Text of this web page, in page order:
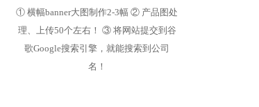
① 横幅banner大图制作2-3幅 ② 产品图处
理、上传50个左右！ ③ 将网站提交到谷
歌Google搜索引擎，就能搜索到公司
名！